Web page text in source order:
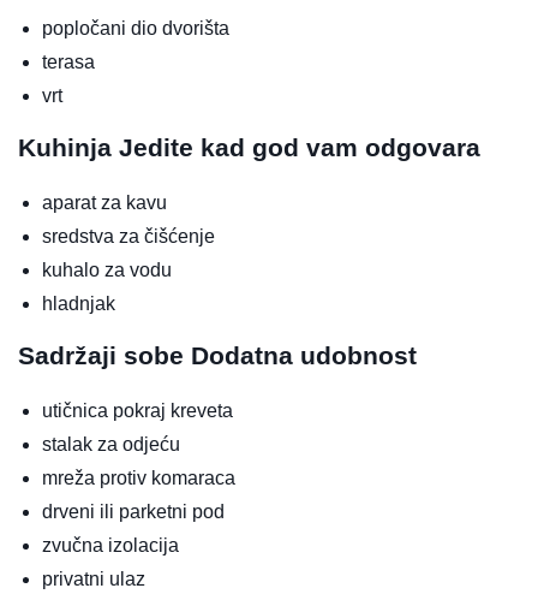
popločani dio dvorišta
terasa
vrt
Kuhinja Jedite kad god vam odgovara
aparat za kavu
sredstva za čišćenje
kuhalo za vodu
hladnjak
Sadržaji sobe Dodatna udobnost
utičnica pokraj kreveta
stalak za odjeću
mreža protiv komaraca
drveni ili parketni pod
zvučna izolacija
privatni ulaz